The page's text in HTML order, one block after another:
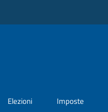
Elezioni Imposte